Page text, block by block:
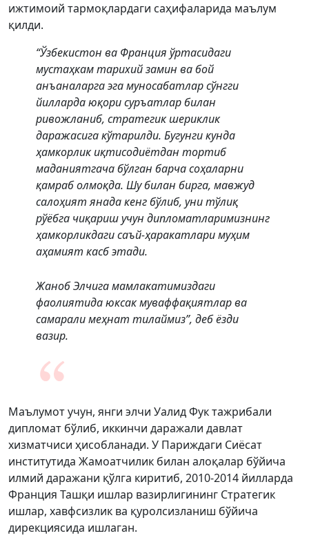
ижтимоий тармоқлардаги саҳифаларида маълум
қилди.
“Ўзбекистон ва Франция ўртасидаги
мустаҳкам тарихий замин ва бой
анъаналарга эга муносабатлар сўнгги
йилларда юқори суръатлар билан
ривожланиб, стратегик шериклик
даражасига кўтарилди. Бугунги кунда
ҳамкорлик иқтисодиётдан тортиб
маданиятгача бўлган барча соҳаларни
қамраб олмоқда. Шу билан бирга, мавжуд
салоҳият янада кенг бўлиб, уни тўлиқ
рўёбга чиқариш учун дипломатларимизнинг
ҳамкорликдаги саъй-ҳаракатлари муҳим
аҳамият касб этади.
Жаноб Элчига мамлакатимиздаги
фаолиятида юксак муваффақиятлар ва
самарали меҳнат тилаймиз”, деб ёзди
вазир.
Маълумот учун, янги элчи Уалид Фук тажрибали
дипломат бўлиб, иккинчи даражали давлат
хизматчиси ҳисобланади. У Париждаги Сиёсат
институтида Жамоатчилик билан алоқалар бўйича
илмий даражани қўлга киритиб, 2010-2014 йилларда
Франция Ташқи ишлар вазирлигининг Стратегик
ишлар, хавфсизлик ва қуролсизланиш бўйича
дирекциясида ишлаган.